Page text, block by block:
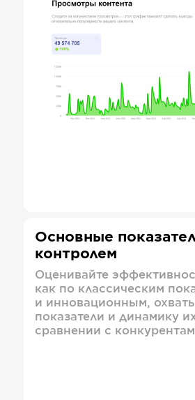
Основные
контролем
Оценивайте
как по классическим
и инновационным,
показатели и динамику
сравнении с